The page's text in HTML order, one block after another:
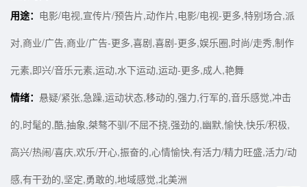
用途： 电影/电视,宣传片/预告片,动作片,电影/电视-更多,特别场合,派
对,商业/广告,商业/广告-更多,喜剧,喜剧-更多,娱乐圈,时尚/走秀,制作
元素,即兴/音乐元素,运动,水下运动,运动-更多,成人,艳舞
情绪： 悬疑/紧张,急躁,运动状态,移动的,强力,行军的,音乐感觉,冲击
的,时髦的,酷,抽象,桀骜不驯/不屈不挠,强劲的,幽默,愉快,快乐/积极,
高兴/热闹/喜庆,欢乐/开心,振奋的,心情愉快,有活力/精力旺盛,活力/动
感,有干劲的,坚定,勇敢的,地域感觉,北美洲